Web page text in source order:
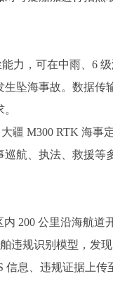
，可在中雨、6 级
坠海事故。数据传
M300 RTK 海事
航、执法、救援等
公里沿海航道
违规识别模型，发
息、违规证据上